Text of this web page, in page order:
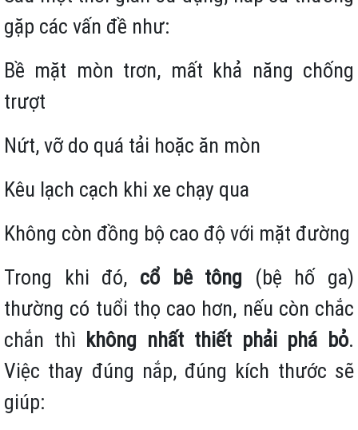
gặp các vấn đề như:
Bề mặt mòn trơn, mất khả năng chống
trượt
Nứt, vỡ do quá tải hoặc ăn mòn
Kêu lạch cạch khi xe chạy qua
Không còn đồng bộ cao độ với mặt đường
Trong khi đó, cổ bê tông (bệ hố ga)
thường có tuổi thọ cao hơn, nếu còn chắc
chắn thì không nhất thiết phải phá bỏ.
Việc thay đúng nắp, đúng kích thước sẽ
giúp: